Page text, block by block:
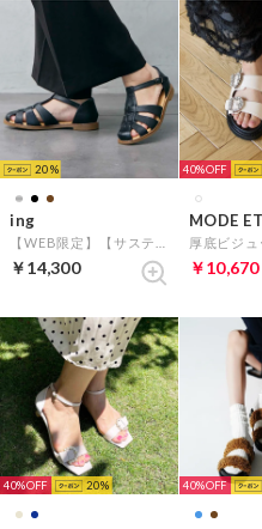
20
ing
￥14,300
40%
￥10,670
40% 20 40%